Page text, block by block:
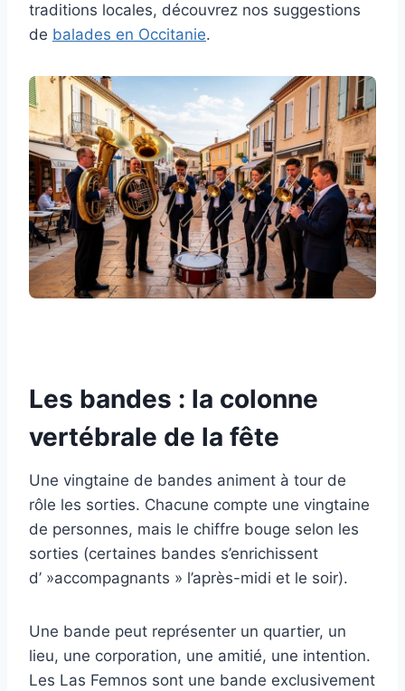
traditions locales, découvrez nos suggestions
de balades en Occitanie.
Les bandes : la colonne
vertébrale de la fête
Une vingtaine de bandes animent à tour de
rôle les sorties. Chacune compte une vingtaine
de personnes, mais le chiffre bouge selon les
sorties (certaines bandes s’enrichissent
d’ »accompagnants » l’après-midi et le soir).
Une bande peut représenter un quartier, un
lieu, une corporation, une amitié, une intention.
Les Las Femnos sont une bande exclusivement